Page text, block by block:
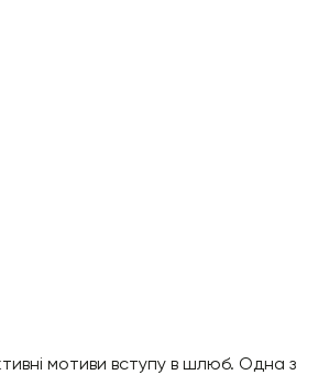
мотиви вступу в шлюб. Одна з